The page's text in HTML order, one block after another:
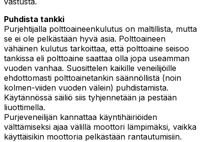
Puhdista tankki
Purjehtijalla polttoaineenkulutus on maltillista, mutta
se ei ole pelkästään hyvä asia. Polttoaineen
vähäinen kulutus tarkoittaa, että polttoaine seisoo
tankissa eli polttoaine saattaa olla jopa useamman
vuoden vanhaa. Suosittelen kaikille veneilijöille
ehdottomasti polttoainetankin säännöllistä (noin
kolmen-viiden vuoden välein) puhdistamista.
Käytännössä säiliö siis tyhjennetään ja pestään
liuottimella.
Purjeveneilijän kannattaa käyntihäiriöiden
välttämiseksi ajaa välillä moottori lämpimäksi, vaikka
käyttäisikin moottoria pelkästään rantautumisiin.